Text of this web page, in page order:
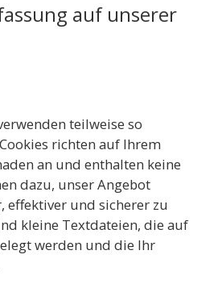
auf unserer
teilweise so
richten auf Ihrem
an und enthalten keine
dazu, unser Angebot
und sicherer zu
kleine Textdateien, die auf
werden und die Ihr